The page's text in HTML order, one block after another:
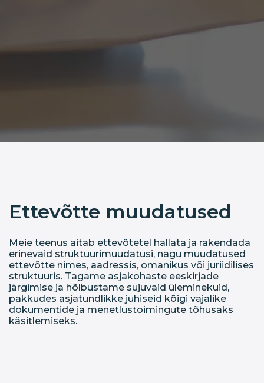
Ettevõtte muudatused
Meie teenus aitab ettevõtetel hallata ja rakendada
erinevaid struktuurimuudatusi, nagu muudatused
ettevõtte nimes, aadressis, omanikus või juriidilises
struktuuris. Tagame asjakohaste eeskirjade
järgimise ja hõlbustame sujuvaid üleminekuid,
pakkudes asjatundlikke juhiseid kõigi vajalike
dokumentide ja menetlustoimingute tõhusaks
käsitlemiseks.